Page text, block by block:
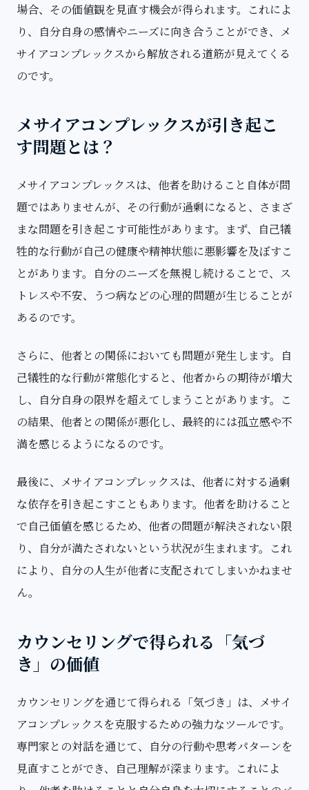
場合、その価値観を見直す機会が得られます。これによ
り、自分自身の感情やニーズに向き合うことができ、メ
サイアコンプレックスから解放される道筋が見えてくる
のです。
メサイアコンプレックスが引き起こ
す問題とは？
メサイアコンプレックスは、他者を助けること自体が問
題ではありませんが、その行動が過剰になると、さまざ
まな問題を引き起こす可能性があります。まず、自己犠
牲的な行動が自己の健康や精神状態に悪影響を及ぼすこ
とがあります。自分のニーズを無視し続けることで、ス
トレスや不安、うつ病などの心理的問題が生じることが
あるのです。
さらに、他者との関係においても問題が発生します。自
己犠牲的な行動が常態化すると、他者からの期待が増大
し、自分自身の限界を超えてしまうことがあります。こ
の結果、他者との関係が悪化し、最終的には孤立感や不
満を感じるようになるのです。
最後に、メサイアコンプレックスは、他者に対する過剰
な依存を引き起こすこともあります。他者を助けること
で自己価値を感じるため、他者の問題が解決されない限
り、自分が満たされないという状況が生まれます。これ
により、自分の人生が他者に支配されてしまいかねませ
ん。
カウンセリングで得られる「気づ
き」の価値
カウンセリングを通じて得られる「気づき」は、メサイ
アコンプレックスを克服するための強力なツールです。
専門家との対話を通じて、自分の行動や思考パターンを
見直すことができ、自己理解が深まります。これによ